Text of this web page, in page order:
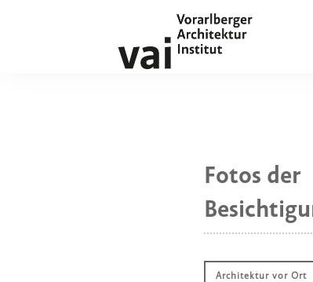
Fotos der
Architektur vor Ort